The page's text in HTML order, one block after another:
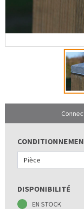
Pièce
DISPONIBILITÉ
EN STOCK